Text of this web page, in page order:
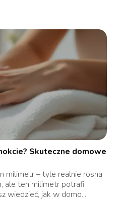
Skuteczne domowe
milimetr – tyle realnie rosną
ale ten milimetr potrafi
wiedzieć, jak w domo...